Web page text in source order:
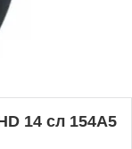
14 сл 154A5